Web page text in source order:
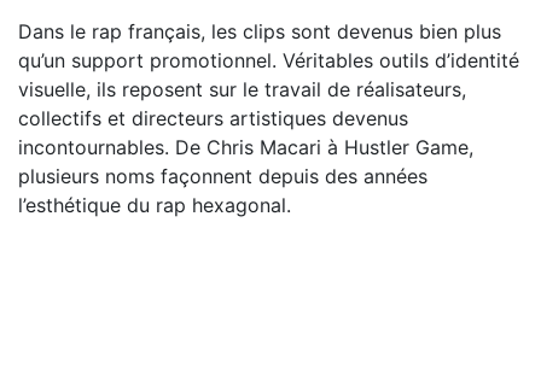
Dans le rap français, les clips sont devenus bien plus
qu’un support promotionnel. Véritables outils d’identité
visuelle, ils reposent sur le travail de réalisateurs,
collectifs et directeurs artistiques devenus
incontournables. De Chris Macari à Hustler Game,
plusieurs noms façonnent depuis des années
l’esthétique du rap hexagonal.